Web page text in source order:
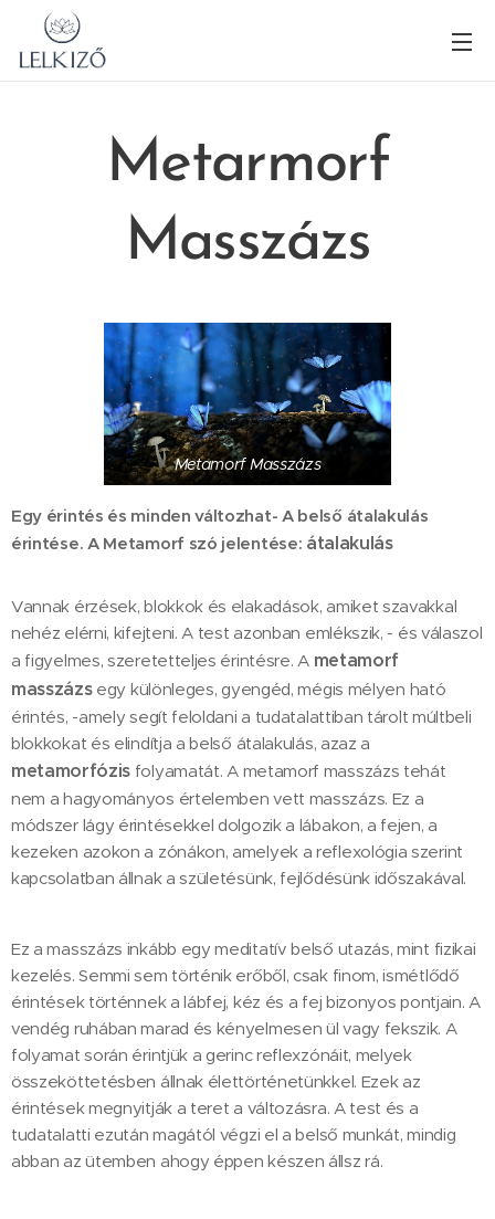
Metarmorf
Masszázs
Metamorf Masszázs
Egy érintés és minden változhat- A belső átalakulás
érintése. A Metamorf szó jelentése: átalakulás
Vannak érzések, blokkok és elakadások, amiket szavakkal
nehéz elérni, kifejteni. A test azonban emlékszik, - és válaszol
a figyelmes, szeretetteljes érintésre. A metamorf
masszázsegy különleges, gyengéd, mégis mélyen ható
érintés, -amely segít feloldani a tudatalattiban tárolt múltbeli
blokkokat és elindítja a belső átalakulás, azaz a
metamorfózis folyamatát. A metamorf masszázs tehát
nem a hagyományos értelemben vett masszázs. Ez a
módszer lágy érintésekkel dolgozik a lábakon, a fejen, a
kezeken azokon a zónákon, amelyek a reflexológia szerint
kapcsolatban állnak a születésünk, fejlődésünk időszakával.
Ez a masszázs inkább egy meditatív belső utazás, mint fizikai
kezelés. Semmi sem történik erőből, csak finom, ismétlődő
érintések történnek a lábfej, kéz és a fej bizonyos pontjain. A
vendég ruhában marad és kényelmesen ül vagy fekszik. A
folyamat során érintjük a gerinc reflexzónáit, melyek
összeköttetésben állnak élettörténetünkkel. Ezek az
érintések megnyitják a teret a változásra. A test és a
tudatalatti ezután magától végzi el a belső munkát, mindig
abban az ütemben ahogy éppen készen állsz rá.